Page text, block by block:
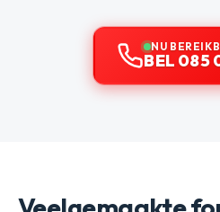
NU
BEL 085